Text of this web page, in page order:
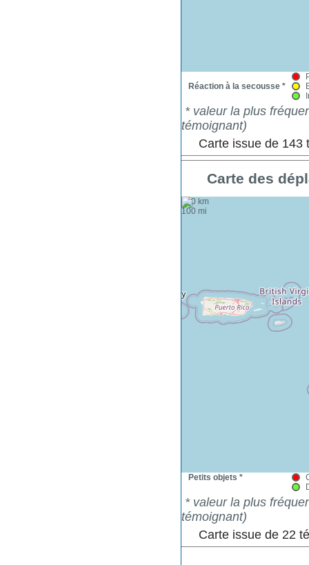
Réaction à la secousse *
* valeur la plus
témoignant)
Carte issue de
Carte des
+−
100 km
100 mi
Petits objets *
* valeur la plus
témoignant)
Carte issue de 22